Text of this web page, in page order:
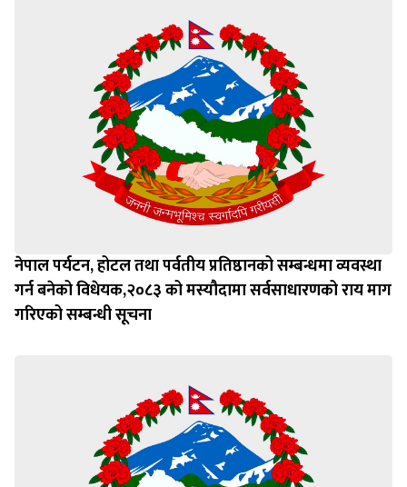
नेपाल पर्यटन, होटल तथा पर्वतीय प्रतिष्ठानको सम्बन्धमा व्यवस्था
गर्न बन‍ेको विधेयक,२०८३ को मस्यौदामा सर्वसाधारणको राय माग
गरिएको सम्बन्धी सूचना